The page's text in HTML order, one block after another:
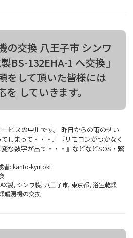
の交換 八王子市 シンワ
BS-132EHA-1 へ交換』
をして頂いた皆様には
していきます。
ビスの中川です。 昨日からの雨のせい
しまって・・・』『リモコンがつかなく
な数字が出て・・・』などなどSOS・緊
者: kanto-kyutoki
製, シンワ製, 八王子市, 東京都, 浴室乾燥
暖房機の交換